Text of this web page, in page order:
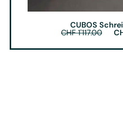
CUBOS
CHF1'117.00